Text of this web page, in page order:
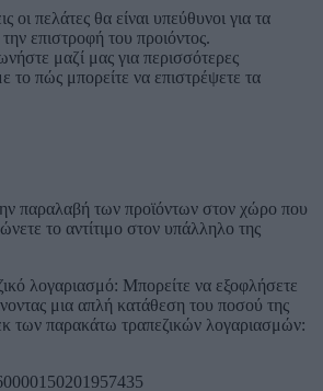
οι πελάτες θα είναι υπεύθυνοι για τα
επιστροφή του προιόντος.
μαζί μας για περισσότερες
το πώς μπορείτε να επιστρέψετε τα
παραλαβή των προϊόντων στον χώρο που
το αντίτιμο στον υπάλληλο της
λογαριασμό: Μπορείτε να εξοφλήσετε
μια απλή κατάθεση του ποσού της
των παρακάτω τραπεζικών λογαριασμών: